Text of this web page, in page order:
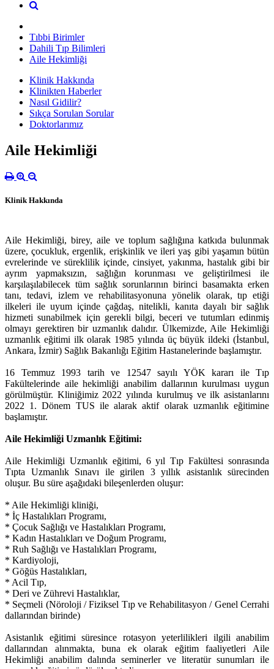
Tıbbi Birimler
Dahili Tıp Bilimleri
Aile Hekimliği
Klinik Hakkında
Klinikten Haberler
Nasıl Gidilir?
Sıkça Sorulan Sorular
Doktorlarımız
Aile Hekimliği
Klinik Hakkında
Aile Hekimliği, birey, aile ve toplum sağlığına katkıda bulunmak
üzere, çocukluk, ergenlik, erişkinlik ve ileri yaş gibi yaşamın bütün
evrelerinde ve süreklilik içinde, cinsiyet, yakınma, hastalık gibi bir
ayrım yapmaksızın, sağlığın korunması ve geliştirilmesi ile
karşılaşılabilecek tüm sağlık sorunlarının birinci basamakta erken
tanı, tedavi, izlem ve rehabilitasyonuna yönelik olarak, tıp etiği
ilkeleri ile uyum içinde çağdaş, nitelikli, kanıta dayalı bir sağlık
hizmeti sunabilmek için gerekli bilgi, beceri ve tutumları edinmiş
olmayı gerektiren bir uzmanlık dalıdır. Ülkemizde, Aile Hekimliği
uzmanlık eğitimi ilk olarak 1985 yılında üç büyük ildeki (İstanbul,
Ankara, İzmir) Sağlık Bakanlığı Eğitim Hastanelerinde başlamıştır.
16 Temmuz 1993 tarih ve 12547 sayılı YÖK kararı ile Tıp
Fakültelerinde aile hekimliği anabilim dallarının kurulması uygun
görülmüştür. Kliniğimiz 2022 yılında kurulmuş ve ilk asistanlarını
2022 1. Dönem TUS ile alarak aktif olarak uzmanlık eğitimine
başlamıştır.
Aile Hekimliği Uzmanlık Eğitimi:
Aile Hekimliği Uzmanlık eğitimi, 6 yıl Tıp Fakültesi sonrasında
Tıpta Uzmanlık Sınavı ile girilen 3 yıllık asistanlık sürecinden
oluşur. Bu süre aşağıdaki bileşenlerden oluşur:
* Aile Hekimliği kliniği,
* İç Hastalıkları Programı,
* Çocuk Sağlığı ve Hastalıkları Programı,
* Kadın Hastalıkları ve Doğum Programı,
* Ruh Sağlığı ve Hastalıkları Programı,
* Kardiyoloji,
* Göğüs Hastalıkları,
* Acil Tıp,
* Deri ve Zührevi Hastalıklar,
* Seçmeli (Nöroloji / Fiziksel Tıp ve Rehabilitasyon / Genel Cerrahi
dallarından birinde)
Asistanlık eğitimi süresince rotasyon yeterlilikleri ilgili anabilim
dallarından alınmakta, buna ek olarak eğitim faaliyetleri Aile
Hekimliği anabilim dalında seminerler ve literatür sunumları ile